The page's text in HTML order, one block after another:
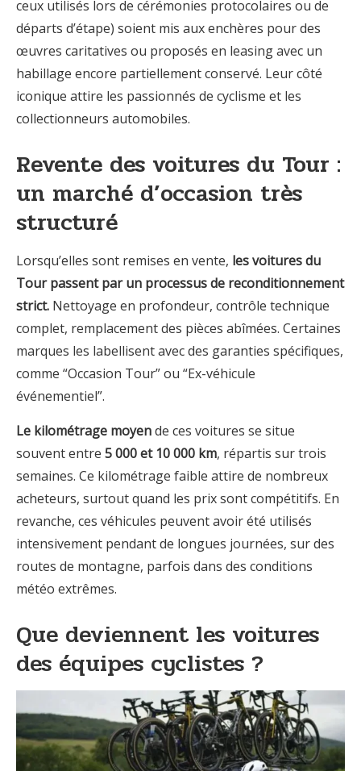
ceux utilisés lors de cérémonies protocolaires ou de
départs d’étape) soient mis aux enchères pour des
œuvres caritatives ou proposés en leasing avec un
habillage encore partiellement conservé. Leur côté
iconique attire les passionnés de cyclisme et les
collectionneurs automobiles.
Revente des voitures du Tour :
un marché d’occasion très
structuré
Lorsqu’elles sont remises en vente, les voitures du
Tour passent par un processus de reconditionnement
strict. Nettoyage en profondeur, contrôle technique
complet, remplacement des pièces abîmées. Certaines
marques les labellisent avec des garanties spécifiques,
comme “Occasion Tour” ou “Ex-véhicule
événementiel”.
Le kilométrage moyende ces voitures se situe
souvent entre 5 000 et 10 000 km, répartis sur trois
semaines. Ce kilométrage faible attire de nombreux
acheteurs, surtout quand les prix sont compétitifs. En
revanche, ces véhicules peuvent avoir été utilisés
intensivement pendant de longues journées, sur des
routes de montagne, parfois dans des conditions
météo extrêmes.
Que deviennent les voitures
des équipes cyclistes ?